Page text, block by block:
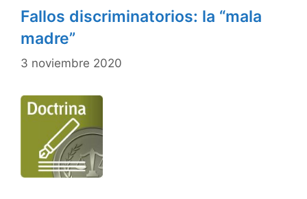
Fallos discriminatorios: la “mala
madre”
3 noviembre 2020